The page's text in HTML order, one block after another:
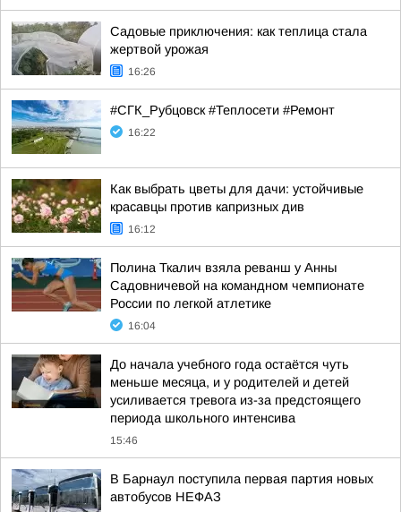
Садовые приключения: как теплица стала
жертвой урожая
16:26
#СГК_Рубцовск #Теплосети #Ремонт
16:22
Как выбрать цветы для дачи: устойчивые
красавцы против капризных див
16:12
Полина Ткалич взяла реванш у Анны
Садовничевой на командном чемпионате
России по легкой атлетике
16:04
До начала учебного года остаётся чуть
меньше месяца, и у родителей и детей
усиливается тревога из-за предстоящего
периода школьного интенсива
15:46
В Барнаул поступила первая партия новых
автобусов НЕФАЗ